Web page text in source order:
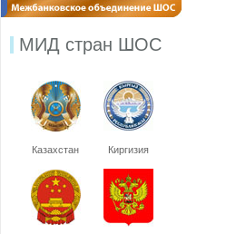
МИД стран ШОС
Казахстан Киргизия